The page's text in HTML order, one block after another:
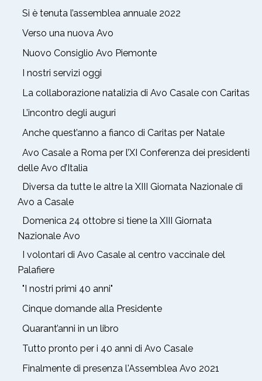
Si è tenuta l’assemblea annuale 2022
Verso una nuova Avo
Nuovo Consiglio Avo Piemonte
I nostri servizi oggi
La collaborazione natalizia di Avo Casale con Caritas
L’incontro degli auguri
Anche quest’anno a fianco di Caritas per Natale
Avo Casale a Roma per l’XI Conferenza dei presidenti
delle Avo d’Italia
Diversa da tutte le altre la XIII Giornata Nazionale di
Avo a Casale
Domenica 24 ottobre si tiene la XIII Giornata
Nazionale Avo
I volontari di Avo Casale al centro vaccinale del
Palafiere
"I nostri primi 40 anni"
Cinque domande alla Presidente
Quarant’anni in un libro
Tutto pronto per i 40 anni di Avo Casale
Finalmente di presenza l'Assemblea Avo 2021